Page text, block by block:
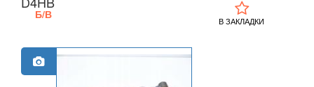
Getz (TB)
Grandeur III (XG)
Grandeur IV (TG)
Б/В В ЗАКЛАДКИ